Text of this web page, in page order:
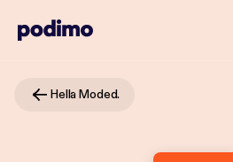
Hella Moded.